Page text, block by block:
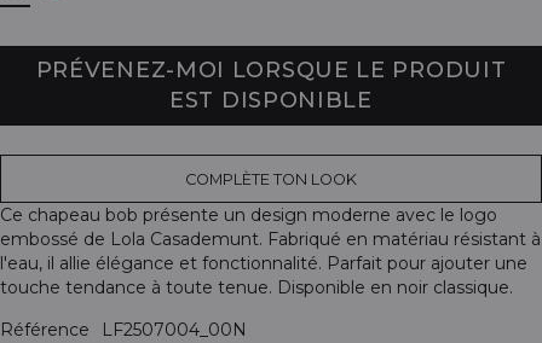
PRÉVENEZ-MOI LORSQUE LE PRODUIT
EST DISPONIBLE
COMPLÈTE TON LOOK
Ce chapeau bob présente un design moderne avec le logo
embossé de Lola Casademunt. Fabriqué en matériau résistant à
l'eau, il allie élégance et fonctionnalité. Parfait pour ajouter une
touche tendance à toute tenue. Disponible en noir classique.
Référence
LF2507004_00N